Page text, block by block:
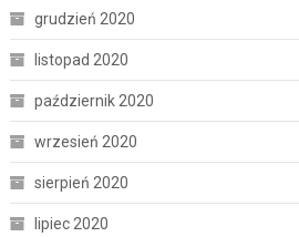
grudzień 2020
listopad 2020
październik 2020
wrzesień 2020
sierpień 2020
lipiec 2020